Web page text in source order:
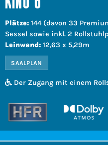
Plätze: 144 (davon 33
Sessel sowie inkl. 2
Leinwand: 12,63 x 5,29m
SAALPLAN
Der Zugang mit einem